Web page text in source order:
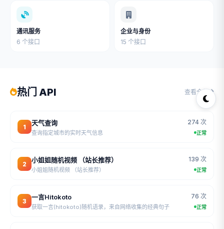
通讯服务
6 个接口
企业与身份
15 个接口
热门 API 查看全部
1
天气查询
查询指定城市的实时天气信息
274 次
正常
2
小姐姐随机视频 （站长推荐）
小姐姐随机视频 （站长推荐）
139 次
正常
3
一言Hitokoto
获取一言(hitokoto)随机语录，来自网络收集的经典句子
76 次
正常